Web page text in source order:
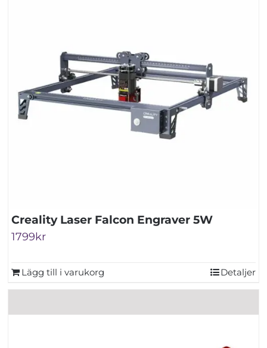
Creality Laser Falcon Engraver 5W
1799kr
Lägg till i varukorg Detaljer